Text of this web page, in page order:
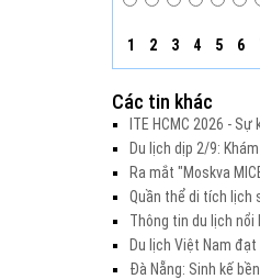
1 2 3 4 5 6
Các tin khác
ITE HCMC 2026 -
Du lịch dịp 2/9:
Ra mắt "Moskva
Quần thể di tích lịch
Thông tin du lịch
Du lịch Việt Nam
Đà Nẵng: Sinh kế